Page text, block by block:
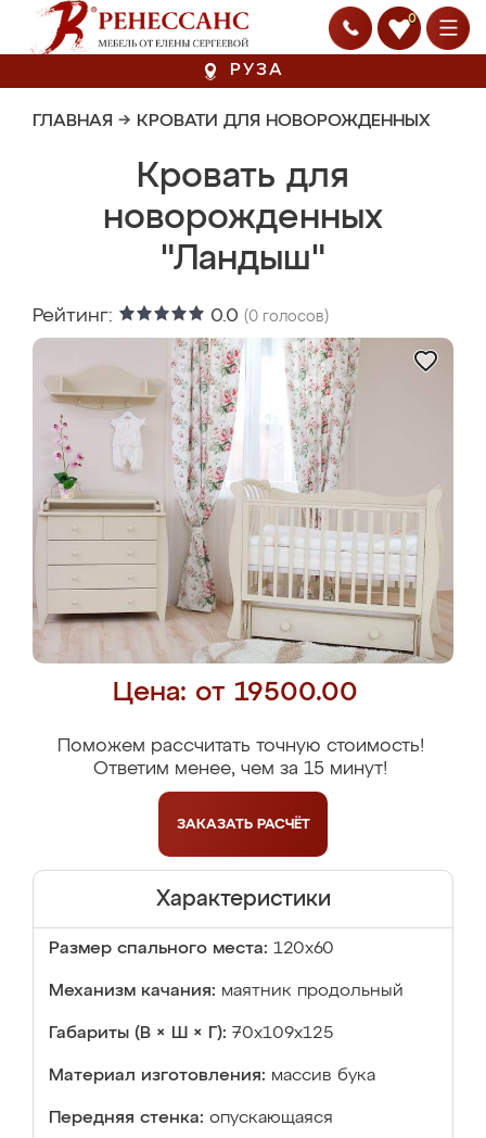
0
РУЗА
ГЛАВНАЯ → КРОВАТИ ДЛЯ НОВОРОЖДЕННЫХ
Кровать для
новорожденных
"Ландыш"
Рейтинг: 0.0 (0 голосов)
Цена: от 19500.00
Поможем рассчитать точную стоимость!
Ответим менее, чем за 15 минут!
ЗАКАЗАТЬ РАСЧЁТ
Характеристики
Размер спального места: 120х60
Механизм качания: маятник продольный
Габариты (В × Ш × Г): 70х109х125
Материал изготовления: массив бука
Передняя стенка: опускающаяся